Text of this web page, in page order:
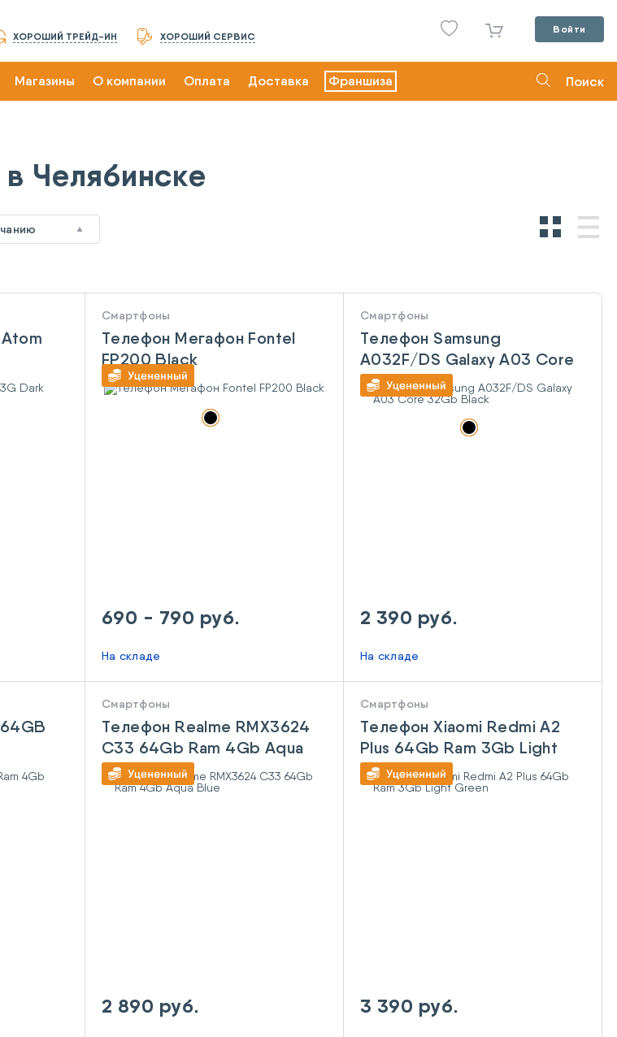
ХОРОШИЙ ТРЕЙД-ИН ХОРОШИЙ СЕРВИС
Войти
Магазины О компании Оплата Доставка Франшиза Поиск
Челябинске
Смартфоны
Телефон Мегафон Fontel
FP200 Black
690 - 790 руб.
На складе
Смартфоны
Телефон Samsung
A032F/DS Galaxy A03 Core
32Gb Black
2 390 руб.
На складе
Смартфоны
Телефон Realme RMX3624
C33 64Gb Ram 4Gb Aqua
Blue
2 890 руб.
Смартфоны
Телефон Xiaomi Redmi A2
Plus 64Gb Ram 3Gb Light
Green
3 390 руб.